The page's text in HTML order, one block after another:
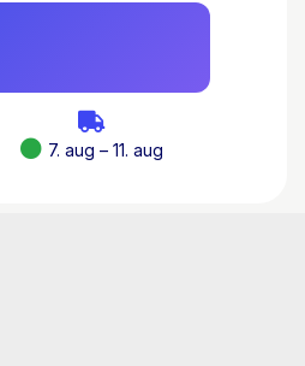
Og hvor det
men et væsen i
arkæologi og
mennesket blev
7. aug – 11. aug